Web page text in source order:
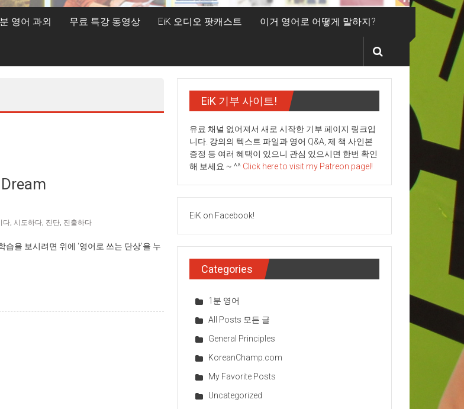
영어 과외 무료 특강 동영상 EiK 오디오 팟캐스트 이거 영어로 어떻게 말하지?
다, 시도하다, 진단, 진출하다
을 보시려면 위에 ‘영어로 쓰는 단상’을 누
EiK 기부 사이트!
유료 채널 없어져서 새로 시작한 기부 페이지 링크입
니다. 강의의 텍스트 파일과 영어 Q&A, 제 책 사인본
증정 등 여러 혜택이 있으니 관심 있으시면 한번 확인
해 보세요 ~ ^^ Click here to visit my Patreon pagel!
EiK on Facebook!
Categories
1분 영어
All Posts 모든 글
General Principles
KoreanChamp.com
My Favorite Posts
Uncategorized